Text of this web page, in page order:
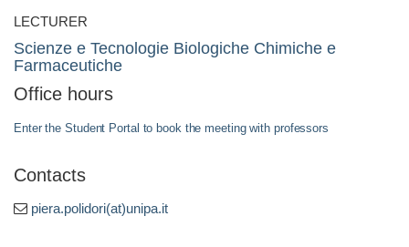
LECTURER
Scienze e Tecnologie Biologiche Chimiche e
Farmaceutiche
Office hours
Enter the Student Portal to book the meeting with professors
Contacts
piera.polidori(at)unipa.it